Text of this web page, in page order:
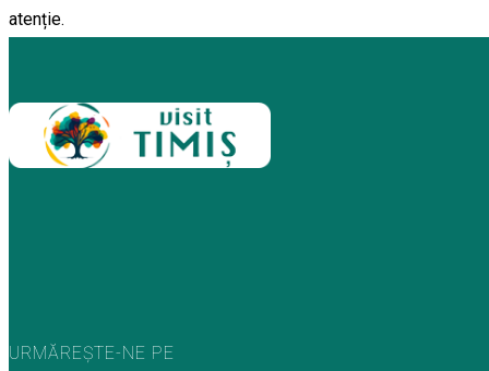
atenție.
URMĂREȘTE-NE PE